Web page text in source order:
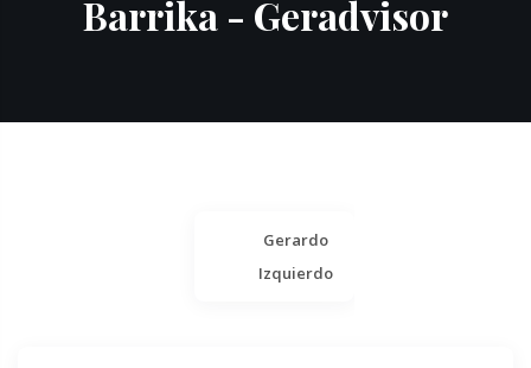
Barrika - Geradvisor
Gerardo
Izquierdo